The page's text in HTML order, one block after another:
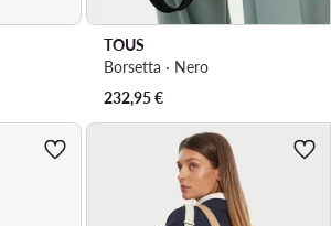
TOUS
Borsetta · Nero
232,95€